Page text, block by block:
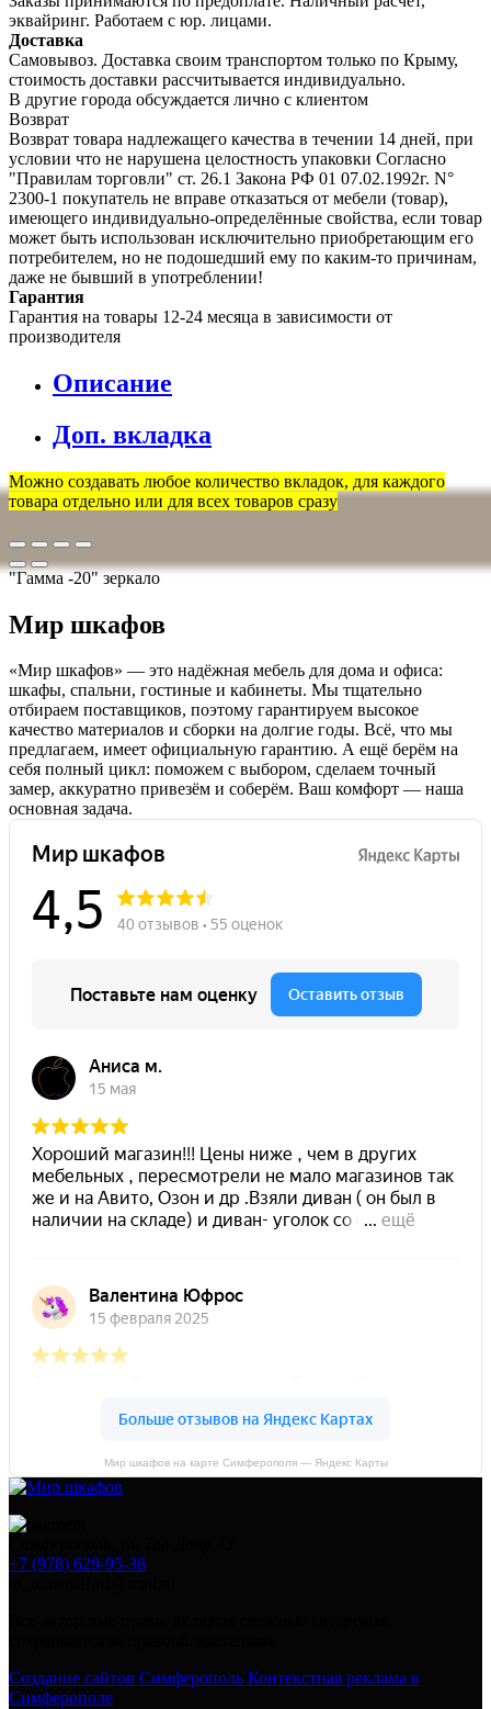
эквайринг. Работаем с юр. лицами.
Доставка
Самовывоз. Доставка своим транспортом только по Крыму,
стоимость доставки рассчитывается индивидуально.
В другие города обсуждается лично с клиентом
Возврат
Возврат товара надлежащего качества в течении 14 дней, при
условии что не нарушена целостность упаковки Согласно
"Правилам торговли" ст. 26.1 Закона РФ 01 07.02.1992г. N°
2300-1 покупатель не вправе отказаться от мебели (товар),
имеющего индивидуально-определённые свойства, если товар
может быть использован исключительно приобретающим его
потребителем, но не подошедший eмy по каким-то причинам,
даже не бывший в употреблении!
Гарантия
Гарантия на товары 12-24 месяца в зависимости от
производителя
Описание
Доп. вкладка
Можно создавать любое количество вкладок, для каждого
товара отдельно или для всех товаров сразу
"Гамма -20" зеркало
Мир шкафов
«Мир шкафов» — это надёжная мебель для дома и офиса:
шкафы, спальни, гостиные и кабинеты. Мы тщательно
отбираем поставщиков, поэтому гарантируем высокое
качество материалов и сборки на долгие годы. Всё, что мы
предлагаем, имеет официальную гарантию. А ещё берём на
себя полный цикл: поможем с выбором, сделаем точный
замер, аккуратно привезём и соберём. Ваш комфорт — наша
основная задача.
Мир шкафов на карте Симферополя — Яндекс Карты
+7 (978) 629-95-38
Создание сайтов Симферополь Контекстная реклама в
Симферополе